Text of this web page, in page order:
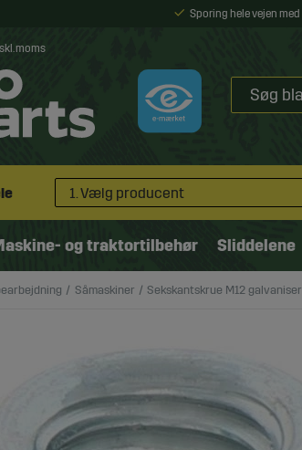
Sporing hele vejen
moms
1. Vælg producent
og traktortilbehør Sliddelene
Såmaskiner Sekskantskrue M12